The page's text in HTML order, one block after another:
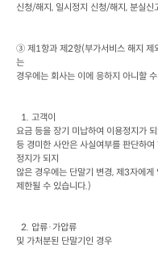
신청/해지 , 일시정지 신청/해지 , 분실신
③ 제 1항과 제 2항(부가서비스 해지 제
는
경우에는 회사는 이에 응하지 아니할
  1.
고객이
요금 등을 장기 미납하여 이용정지가
등 경미한 사안은 사실여부를 판단하여
정지가 되지
않은 경우에는 단말기 변경, 제 3자에게
제한될 수 있습니다.)
  2.
압류·가압류
및 가처분된 단말기인 경우